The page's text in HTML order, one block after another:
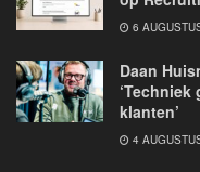
6
Daan
klanten’
4